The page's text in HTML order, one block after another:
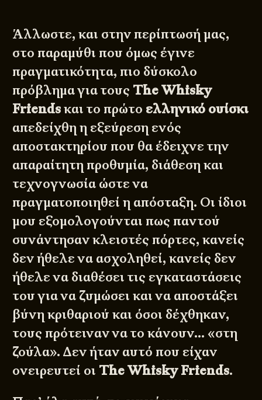
Άλλωστε, και στην περίπτωσή μας,
στο παραμύθι που όμως έγινε
πραγματικότητα, πιο δύσκολο
πρόβλημα για τους The Whisky
Friendsκαι το πρώτο ελληνικό ουίσκι
απεδείχθη η εξεύρεση ενός
αποστακτηρίου που θα έδειχνε την
απαραίτητη προθυμία, διάθεση και
τεχνογνωσία ώστε να
πραγματοποιηθεί η απόσταξη. Οι ίδιοι
μου εξομολογούνται πως παντού
συνάντησαν κλειστές πόρτες, κανείς
δεν ήθελε να ασχοληθεί, κανείς δεν
ήθελε να διαθέσει τις εγκαταστάσεις
του για να ζυμώσει και να αποστάξει
βύνη κριθαριού και όσοι δέχθηκαν,
τους πρότειναν να το κάνουν… «στη
ζούλα». Δεν ήταν αυτό που είχαν
ονειρευτεί οι The Whisky Friends.